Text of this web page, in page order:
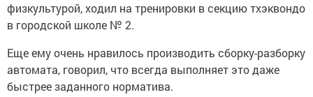
физкультурой, ходил на тренировки в секцию тхэквондо
в городской школе № 2.
Еще ему очень нравилось производить сборку-разборку
автомата, говорил, что всегда выполняет это даже
быстрее заданного норматива.